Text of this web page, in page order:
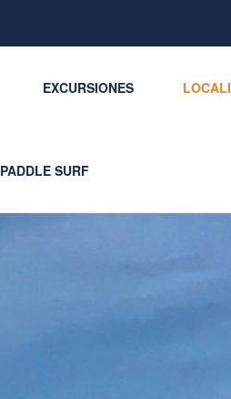
EXCURSIONES
SURF